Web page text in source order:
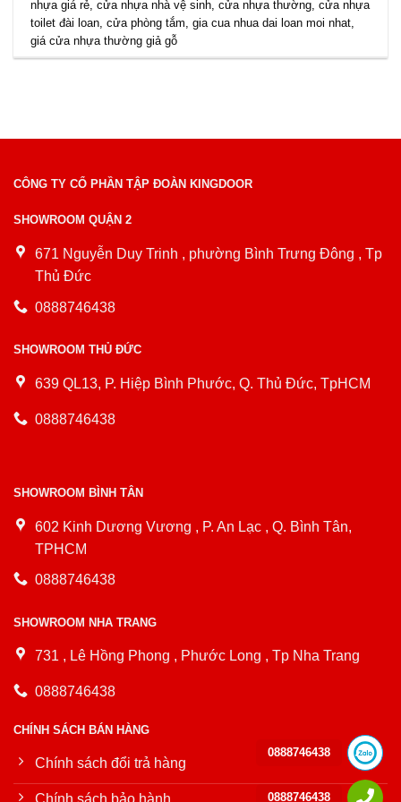
nhựa giá rẻ ,cửa nhựa nhà vệ sinh ,cửa nhựa thường ,cửa nhựa
toilet đài loan ,cửa phòng tắm ,gia cua nhua dai loan moi nhat
giá cửa nhựa thường giả gỗ
CÔNG TY CỔ PHẦN TẬP ĐOÀN KINGDOOR
SHOWROOM QUẬN 2
671 Nguyễn Duy Trinh , phường Bình Trưng Đông , Tp
Thủ Đức
0888746438
SHOWROOM THỦ ĐỨC
639 QL13, P. Hiệp Bình Phước, Q. Thủ Đức, TpHCM
0888746438
SHOWROOM BÌNH TÂN
602 Kinh Dương Vương , P. An Lạc , Q. Bình Tân,
TPHCM
0888746438
SHOWROOM NHA TRANG
731 , Lê Hồng Phong , Phước Long , Tp Nha Trang
0888746438
CHÍNH SÁCH BÁN HÀNG
Chính sách đổi trả hàng
0888746438
0888746438